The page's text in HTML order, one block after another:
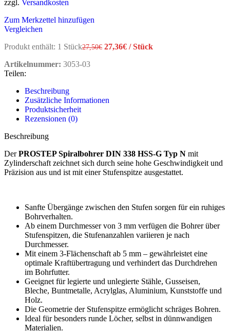
zzgl. Versandkosten
Zum Merkzettel hinzufügen
Vergleichen
Produkt enthält: 1 Stück27,50€ 27,36€ /Stück
Artikelnummer: 3053-03
Teilen:
Beschreibung
Zusätzliche Informationen
Produktsicherheit
Rezensionen (0)
Beschreibung
DerPROSTEP Spiralbohrer DIN 338 HSS-G Typ N mit
Zylinderschaft zeichnet sich durch seine hohe Geschwindigkeit und
Präzision aus und ist mit einer Stufenspitze ausgestattet.
Sanfte Übergänge zwischen den Stufen sorgen für ein ruhiges
Bohrverhalten.
Ab einem Durchmesser von 3 mm verfügen die Bohrer über
Stufenspitzen, die Stufenanzahlen variieren je nach
Durchmesser.
Mit einem 3-Flächenschaft ab 5 mm – gewährleistet eine
optimale Kraftübertragung und verhindert das Durchdrehen
im Bohrfutter.
Geeignet für legierte und unlegierte Stähle, Gusseisen,
Bleche, Buntmetalle, Acrylglas, Aluminium, Kunststoffe und
Holz.
Die Geometrie der Stufenspitze ermöglicht schräges Bohren.
Ideal für besonders runde Löcher, selbst in dünnwandigen
Materialien.